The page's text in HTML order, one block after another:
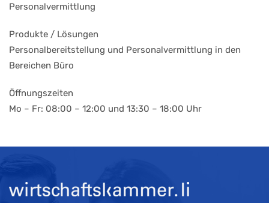
Personalvermittlung
Produkte / Lösungen
Personalbereitstellung und Personalvermittlung in den
Bereichen Büro
Öffnungszeiten
Mo – Fr: 08:00 – 12:00 und 13:30 – 18:00 Uhr